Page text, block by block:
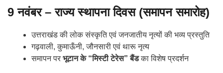
9 नवंबर – राज्य स्थापना दिवस (समापन समारोह)
उत्तराखंड की लोक संस्कृति एवं जनजातीय नृत्यों की भव्य प्रस्तुति
गढ़वाली, कुमाऊँनी, जौनसारी एवं थारू नृत्य
समापन पर भूटान के “मिस्टी टेरेस” बैंडका विशेष प्रदर्शन